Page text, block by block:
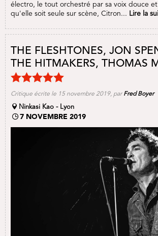
électro, le tout orchestré par sa voix douce
qu'elle soit seule sur scène, Citron... Lire la
THE FLESHTONES, JON
THE HITMAKERS, THOMAS
Critique écrite le 15 novembre 2019, parFred Boyer
Ninkasi Kao - Lyon
7 NOVEMBRE 2019